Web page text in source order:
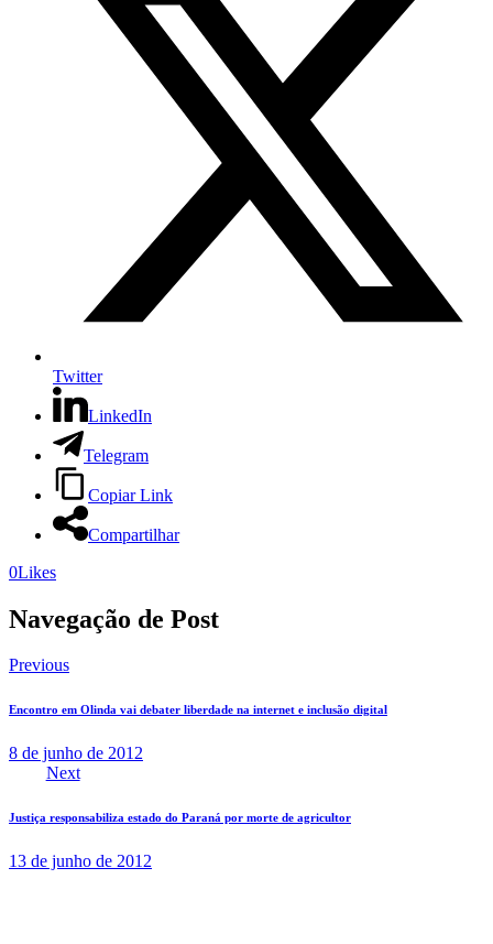
Twitter
LinkedIn
Telegram
Copiar Link
Compartilhar
0Likes
Navegação de Post
Previous
Encontro em Olinda vai debater liberdade na internet e inclusão digital
8 de junho de 2012
Next
Justiça responsabiliza estado do Paraná por morte de agricultor
13 de junho de 2012